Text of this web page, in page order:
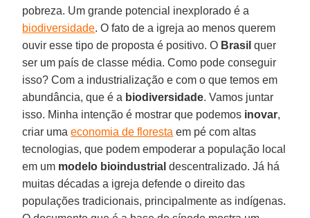
pobreza. Um grande potencial inexplorado é a
biodiversidade. O fato de a igreja ao menos querem
ouvir esse tipo de proposta é positivo. O Brasil quer
ser um país de classe média. Como pode conseguir
isso? Com a industrialização e com o que temos em
abundância, que é a biodiversidade. Vamos juntar
isso. Minha intenção é mostrar que podemos inovar,
criar umaeconomia de floresta em pé com altas
tecnologias, que podem empoderar a população local
em um modelo bioindustrial descentralizado. Já há
muitas décadas a igreja defende o direito das
populações tradicionais, principalmente as indígenas.